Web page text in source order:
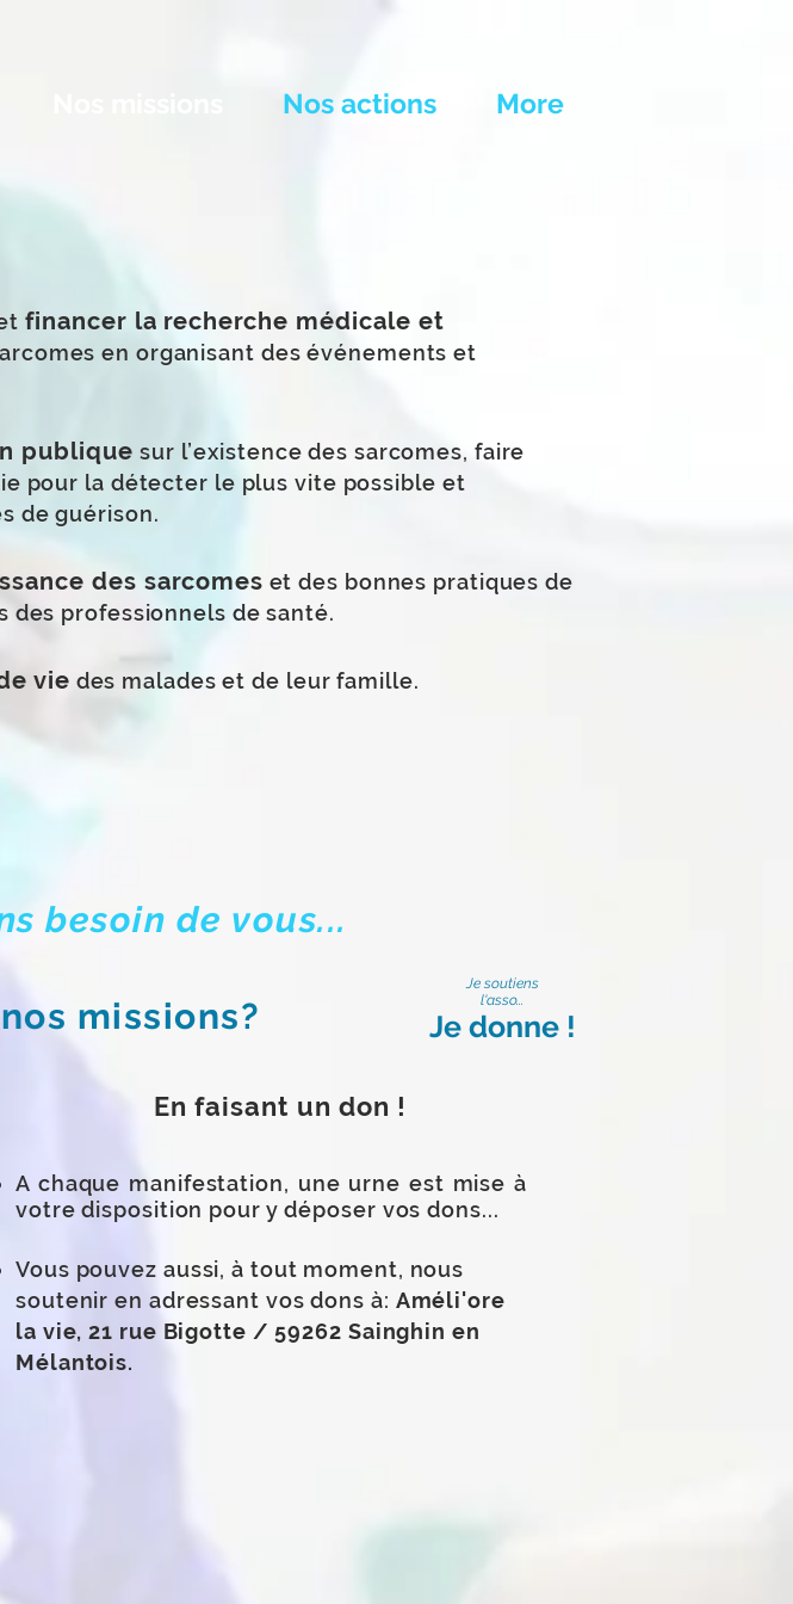
Nos actions More
financer la recherche médicale et
en organisant des événements et
publique sur l’existence des sarcomes, faire
pour la détecter le plus vite possible et
de guérison.
des sarcomes et des bonnes pratiques de
des professionnels de santé.
vie des malades et de leur famille.
besoin de vous...
missions?
En faisant un don !
Je soutiens
l'asso...
Je donne !
A chaque manifestation, une urne est mise à
votre disposition pour y déposer vos dons...
Vous pouvez aussi, à tout moment, nous
soutenir en adressant vos dons à: Améli'ore
la vie, 21 rue Bigotte / 59262 Sainghin en
Mélantois.